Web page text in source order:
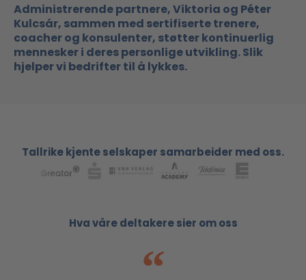
Administrerende partnere, Viktoria og Péter
Kulcsár, sammen med sertifiserte trenere,
coacher og konsulenter, støtter kontinuerlig
mennesker i deres personlige utvikling. Slik
hjelper vi bedrifter til å lykkes.
Tallrike kjente selskaper samarbeider med oss.
Hva våre deltakere sier om oss